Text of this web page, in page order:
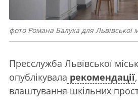
фото Романа Балука для Львівської
Пресслужба Львівської
опублікувала рекомендації
влаштування шкільних